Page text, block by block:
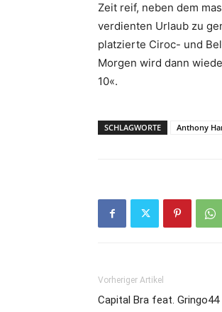
Zeit reif, neben dem
verdienten Urlaub zu
platzierte Ciroc- und
Morgen wird dann
10«.
SCHLAGWORTE Anthony
Vorheriger Artikel
Capital Bra feat.